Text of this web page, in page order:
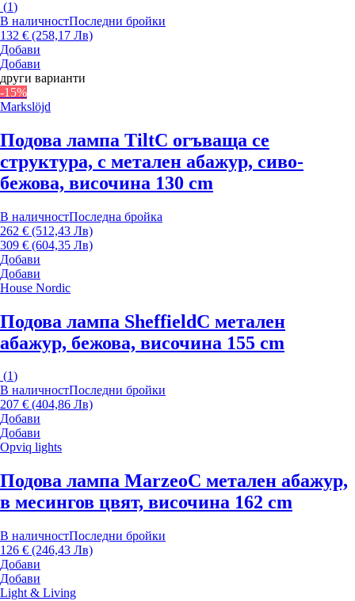
(1)
В наличностПоследни бройки
132 € (258,17 Лв)
Добави
Добави
други варианти
-15%
Markslöjd
Подова лампа TiltС огъваща се
структура, с метален абажур, сиво-
бежова, височина 130 cm
В наличностПоследна бройка
262 € (512,43 Лв)
309 € (604,35 Лв)
Добави
Добави
House Nordic
Подова лампа SheffieldС метален
абажур, бежова, височина 155 cm
(1)
В наличностПоследни бройки
207 € (404,86 Лв)
Добави
Добави
Opviq lights
Подова лампа MarzeoС метален абажур,
в месингов цвят, височина 162 cm
В наличностПоследни бройки
126 € (246,43 Лв)
Добави
Добави
Light & Living